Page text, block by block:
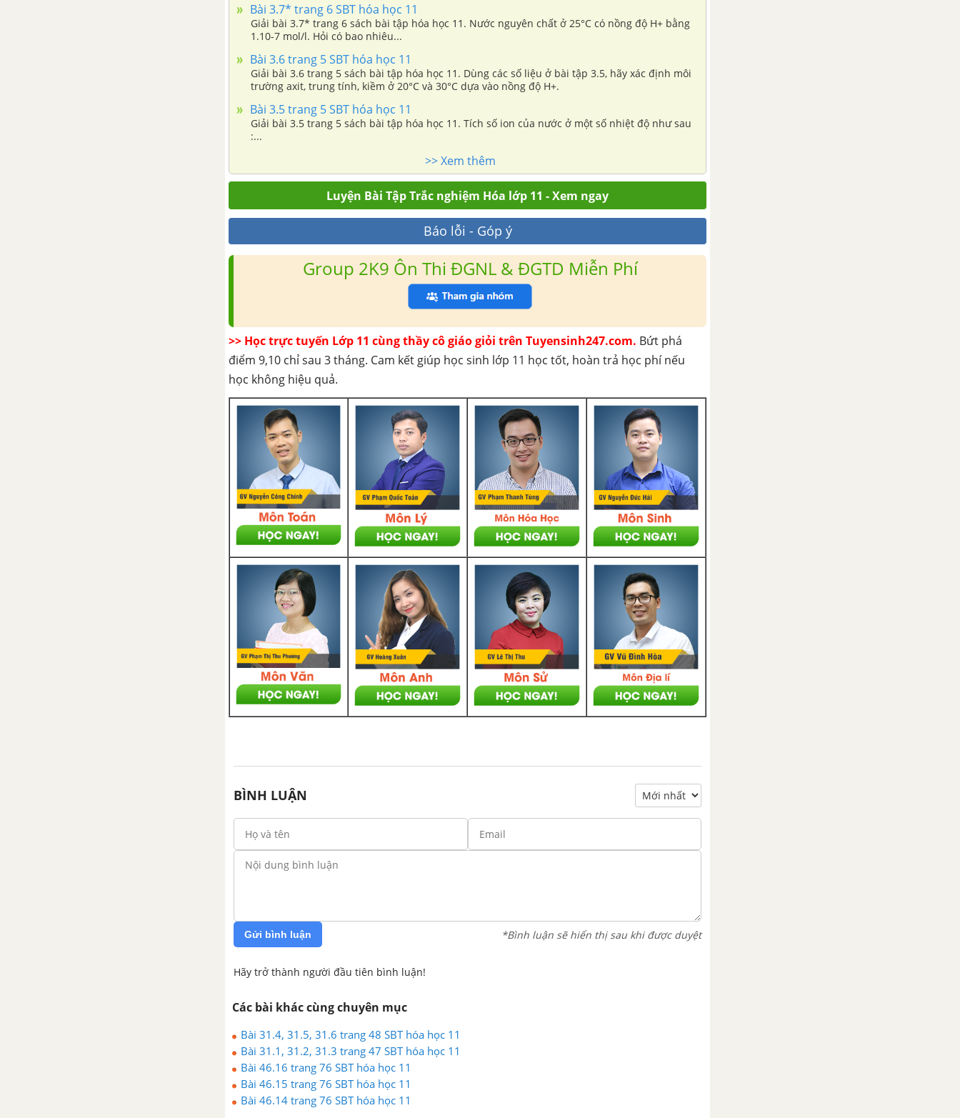
Bài 3.7* trang 6 SBT hóa học 11
Giải bài 3.7* trang 6 sách bài tập hóa học 11. Nước nguyên chất ở 25°C có nồng độ H+ bằng
1.10-7 mol/l. Hỏi có bao nhiêu...
Bài 3.6 trang 5 SBT hóa học 11
Giải bài 3.6 trang 5 sách bài tập hóa học 11. Dùng các số liệu ở bài tập 3.5, hãy xác định môi
trường axit, trung tính, kiềm ở 20°C và 30°C dựa vào nồng độ H+.
Bài 3.5 trang 5 SBT hóa học 11
Giải bài 3.5 trang 5 sách bài tập hóa học 11. Tích số ion của nước ở một số nhiệt độ như sau
:...
>> Xem thêm
Luyện Bài Tập Trắc nghiệm Hóa lớp 11 - Xem ngay
Báo lỗi - Góp ý
Group 2K9 Ôn Thi ĐGNL & ĐGTD Miễn Phí
>> Học trực tuyến Lớp 11 cùng thầy cô giáo giỏi trên Tuyensinh247.com. Bứt phá
điểm 9,10 chỉ sau 3 tháng. Cam kết giúp học sinh lớp 11 học tốt, hoàn trả học phí nếu
học không hiệu quả.
BÌNH LUẬN
Gửi bình luận *Bình luận sẽ hiển thị sau khi được duyệt
Hãy trở thành người đầu tiên bình luận!
Các bài khác cùng chuyên mục
Bài 31.4, 31.5, 31.6 trang 48 SBT hóa học 11
Bài 31.1, 31.2, 31.3 trang 47 SBT hóa học 11
Bài 46.16 trang 76 SBT hóa học 11
Bài 46.15 trang 76 SBT hóa học 11
Bài 46.14 trang 76 SBT hóa học 11